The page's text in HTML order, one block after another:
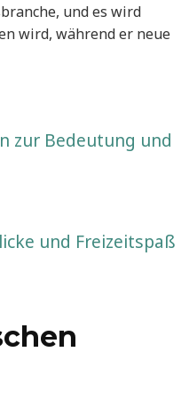
und es wird
wird, während er neue
zur Bedeutung und
und Freizeitspaß